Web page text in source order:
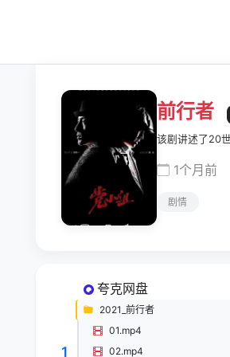
前行者
该剧讲述了20
1个月前
剧情
1
夸克网盘
2021_前行者
01.mp4
02.mp4